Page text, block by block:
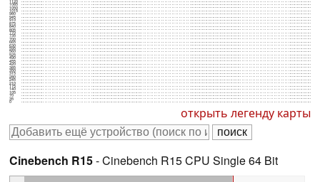
0
35
70
105
140
175
210
245
280
315
350
385
420
455
490
525
560
595
630
665
700
735
770
805
840
875
910
945
980
1015
1050
1085
1120
открыть легенду карты
Cinebench R15- Cinebench R15 CPU Single 64 Bit